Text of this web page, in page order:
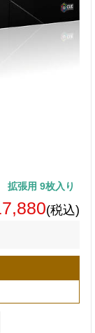
拡張用 9枚入り
(税込)